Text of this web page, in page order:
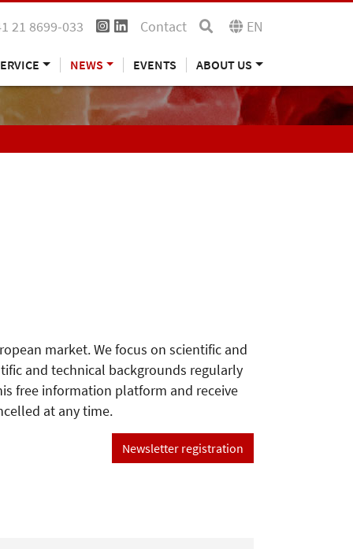
21 8699-033 Contact EN
NEWS EVENTS ABOUT US
market. We focus on scientific and
and technical backgrounds regularly
free information platform and receive
at any time.
Newsletter registration